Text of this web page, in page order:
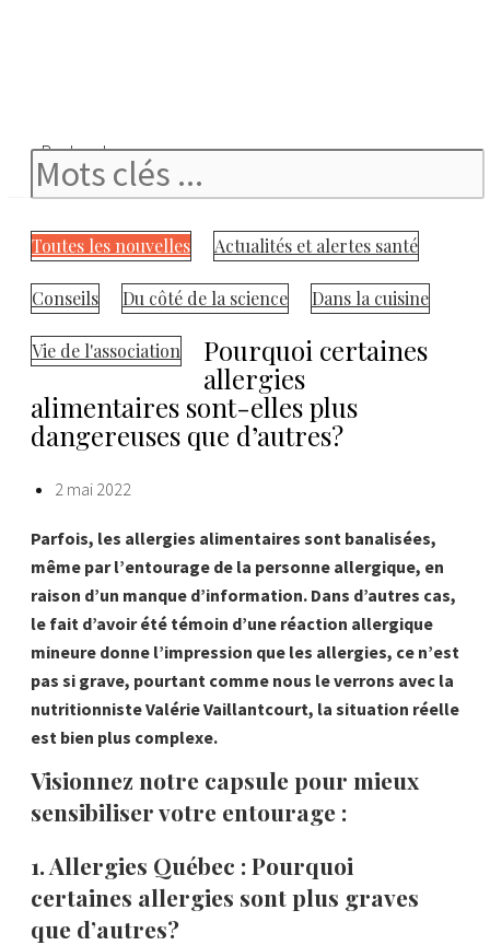
Rechercher
Toutes les nouvelles Actualités et alertes santé
Conseils Du côté de la science Dans la cuisine
Vie de l'association
Pourquoi certaines
allergies
alimentaires sont-elles plus
dangereuses que d’autres?
2 mai 2022
Parfois, les allergies alimentaires sont banalisées,
même par l’entourage de la personne allergique, en
raison d’un manque d’information. Dans d’autres cas,
le fait d’avoir été témoin d’une réaction allergique
mineure donne l’impression que les allergies, ce n’est
pas si grave, pourtant comme nous le verrons avec la
nutritionniste Valérie Vaillantcourt, la situation réelle
est bien plus complexe.
Visionnez notre capsule pour mieux
sensibiliser votre entourage :
1. Allergies Québec : Pourquoi
certaines allergies sont plus graves
que d’autres?